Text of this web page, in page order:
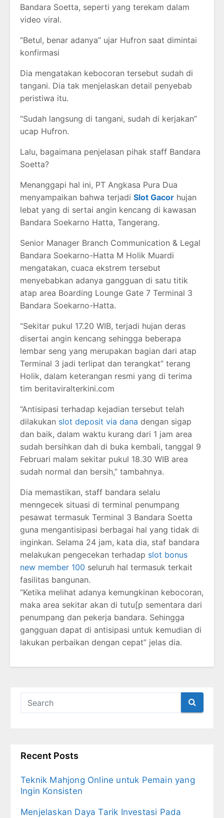
Bandara Soetta, seperti yang terekam dalam
video viral.
“Betul, benar adanya” ujar Hufron saat dimintai
konfirmasi
Dia mengatakan kebocoran tersebut sudah di
tangani. Dia tak menjelaskan detail penyebab
peristiwa itu.
“Sudah langsung di tangani, sudah di kerjakan”
ucap Hufron.
Lalu, bagaimana penjelasan pihak staff Bandara
Soetta?
Menanggapi hal ini, PT Angkasa Pura Dua
menyampaikan bahwa terjadi Slot Gacor hujan
lebat yang di sertai angin kencang di kawasan
Bandara Soekarno Hatta, Tangerang.
Senior Manager Branch Communication & Legal
Bandara Soekarno-Hatta M Holik Muardi
mengatakan, cuaca ekstrem tersebut
menyebabkan adanya gangguan di satu titik
atap area Boarding Lounge Gate 7 Terminal 3
Bandara Soekarno-Hatta.
“Sekitar pukul 17.20 WIB, terjadi hujan deras
disertai angin kencang sehingga beberapa
lembar seng yang merupakan bagian dari atap
Terminal 3 jadi terlipat dan terangkat” terang
Holik, dalam keterangan resmi yang di terima
tim beritaviralterkini.com
“Antisipasi terhadap kejadian tersebut telah
dilakukan slot deposit via dana dengan sigap
dan baik, dalam waktu kurang dari 1 jam area
sudah bersihkan dah di buka kembali, tanggal 9
Februari malam sekitar pukul 18.30 WIB area
sudah normal dan bersih,” tambahnya.
Dia memastikan, staff bandara selalu
menngecek situasi di terminal penumpang
pesawat termasuk Terminal 3 Bandara Soetta
guna mengantisipasi berbagai hal yang tidak di
inginkan. Selama 24 jam, kata dia, staf bandara
melakukan pengecekan terhadap slot bonus
new member 100 seluruh hal termasuk terkait
fasilitas bangunan.
“Ketika melihat adanya kemungkinan kebocoran,
maka area sekitar akan di tutu[p sementara dari
penumpang dan pekerja bandara. Sehingga
gangguan dapat di antisipasi untuk kemudian di
lakukan perbaikan dengan cepat” jelas dia.
Recent Posts
Teknik Mahjong Online untuk Pemain yang
Ingin Konsisten
Menjelaskan Daya Tarik Investasi Pada